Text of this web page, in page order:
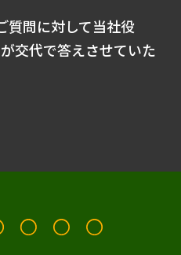
質問に対して当社役
交代で答えさせていた